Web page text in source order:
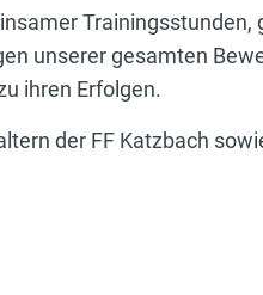
unserer gesamten
ihren Erfolgen.
der FF Katzbach